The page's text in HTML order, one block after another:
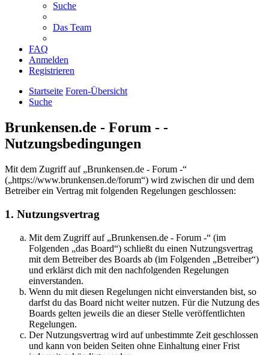
Suche
Das Team
FAQ
Anmelden
Registrieren
Startseite Foren-Übersicht
Suche
Brunkensen.de - Forum - -
Nutzungsbedingungen
Mit dem Zugriff auf „Brunkensen.de - Forum -“
(„https://www.brunkensen.de/forum“) wird zwischen dir und dem
Betreiber ein Vertrag mit folgenden Regelungen geschlossen:
1. Nutzungsvertrag
Mit dem Zugriff auf „Brunkensen.de - Forum -“ (im
Folgenden „das Board“) schließt du einen Nutzungsvertrag
mit dem Betreiber des Boards ab (im Folgenden „Betreiber“)
und erklärst dich mit den nachfolgenden Regelungen
einverstanden.
Wenn du mit diesen Regelungen nicht einverstanden bist, so
darfst du das Board nicht weiter nutzen. Für die Nutzung des
Boards gelten jeweils die an dieser Stelle veröffentlichten
Regelungen.
Der Nutzungsvertrag wird auf unbestimmte Zeit geschlossen
und kann von beiden Seiten ohne Einhaltung einer Frist